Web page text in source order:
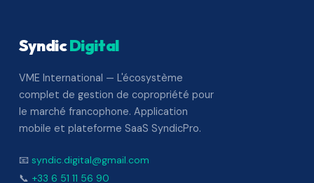
SyndicDigital
VME International — L'écosystème
complet de gestion de copropriété pour
le marché francophone. Application
mobile et plateforme SaaS SyndicPro.
📧 syndic.digital@gmail.com
📞 +33 6 51 11 56 90